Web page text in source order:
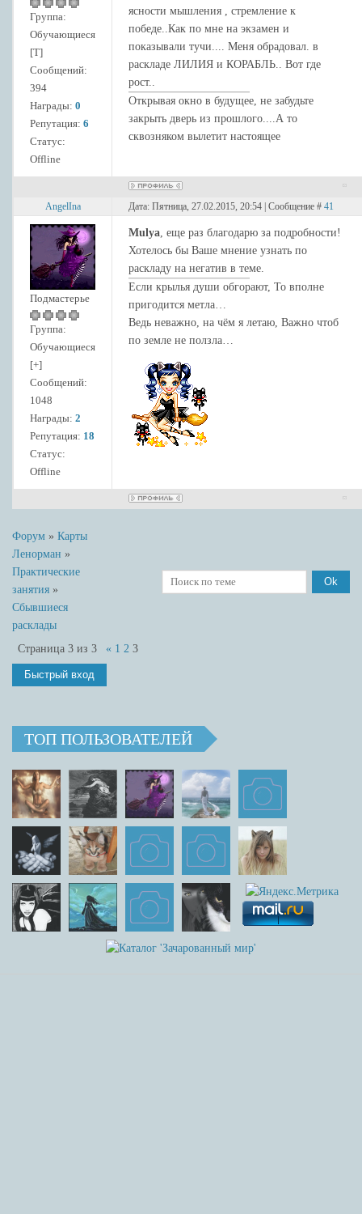
Группа:
Обучающиеся
[Т]
Сообщений:
394
Награды: 0
Репутация: 6
Статус:
Offline
ясности мышления , стремление к
победе..Как по мне на экзамен и
показывали тучи.... Меня обрадовал. в
раскладе ЛИЛИЯ и КОРАБЛЬ.. Вот где
рост..
Открывая окно в будущее, не забудьте
закрыть дверь из прошлого....А то
сквозняком вылетит настоящее
AngelIna Дата: Пятница, 27.02.2015, 20:54 | Сообщение # 41
Подмастерье
Группа:
Обучающиеся
[+]
Сообщений:
1048
Награды: 2
Репутация: 18
Статус:
Offline
Mulya , еще раз благодарю за подробности!
Хотелось бы Ваше мнение узнать по
раскладу на негатив в теме.
Если крылья души обгорают, То вполне
пригодится метла…
Ведь неважно, на чём я летаю, Важно чтоб
по земле не ползла…
Форум » Карты
Ленорман »
Практические
занятия »
Сбывшиеся
расклады
Страница 3 из 3 « 1 2 3
ТОП ПОЛЬЗОВАТЕЛЕЙ